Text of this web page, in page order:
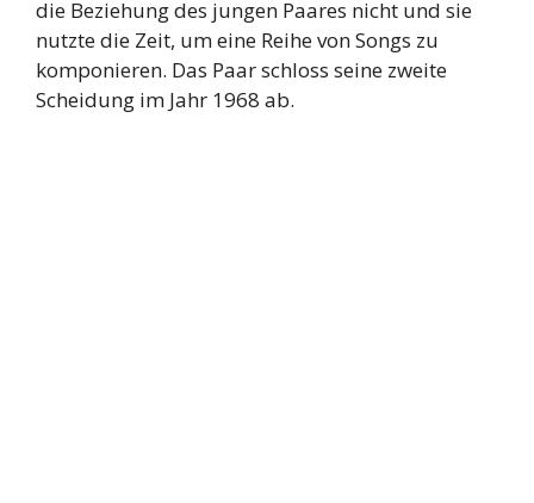
die Beziehung des jungen Paares nicht und sie
nutzte die Zeit, um eine Reihe von Songs zu
komponieren. Das Paar schloss seine zweite
Scheidung im Jahr 1968 ab.